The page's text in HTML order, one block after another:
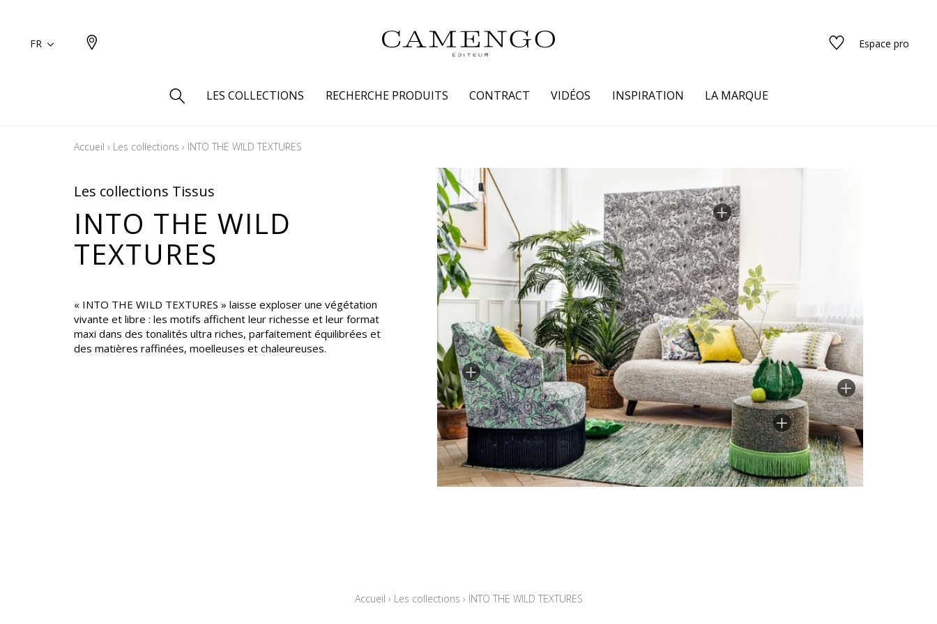
FR Espace pro
LES COLLECTIONS RECHERCHE PRODUITS
Aspect lin
Laine
Lin
Polyester
Dessins
Faux unis / texture
Petits motifs
Unis
Bleu
Gris
Jaune
Marron
Multicouleurs
Noir
Orange
Rose
Rouge
Vert
Violet
Voir tous les tissus
CONTRACT VIDÉOS INSPIRATION LA MARQUE
Accueil › Les collections › INTO THE WILD TEXTURES
Les collections Tissus
INTO THE WILD
TEXTURES
« INTO THE WILD TEXTURES » laisse exploser une végétation
vivante et libre : les motifs affichent leur richesse et leur format
maxi dans des tonalités ultra riches, parfaitement équilibrées et
des matières raffinées, moelleuses et chaleureuses.
Accueil › Les collections › INTO THE WILD TEXTURES